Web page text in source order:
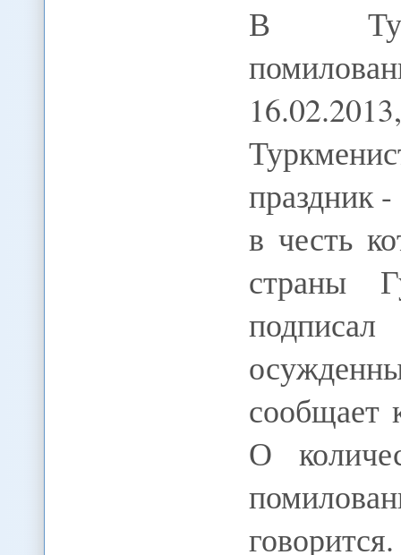
В
праздник
в честь
страны
сообщает
О